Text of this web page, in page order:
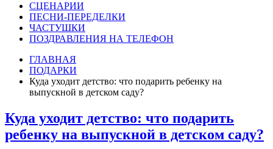
СЦЕНАРИИ
ПЕСНИ-ПЕРЕДЕЛКИ
ЧАСТУШКИ
ПОЗДРАВЛЕНИЯ НА ТЕЛЕФОН
ГЛАВНАЯ
ПОДАРКИ
Куда уходит детство: что подарить ребенку на
выпускной в детском саду?
Куда уходит детство: что подарить
ребенку на выпускной в детском саду?